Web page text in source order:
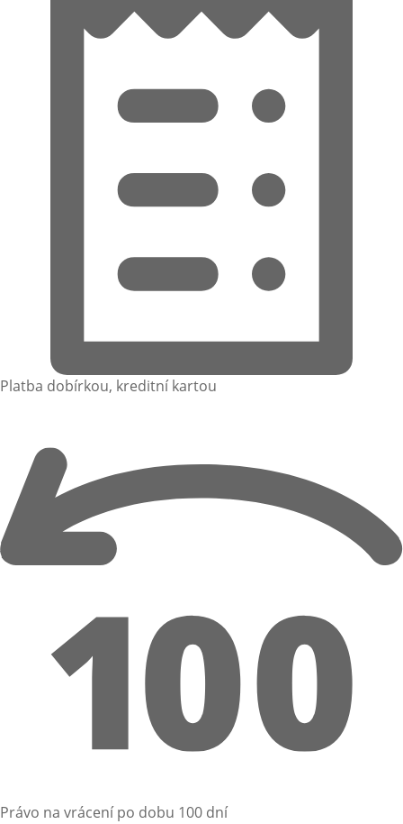
Platba dobírkou, kreditní kartou
Právo na vrácení po dobu 100 dní